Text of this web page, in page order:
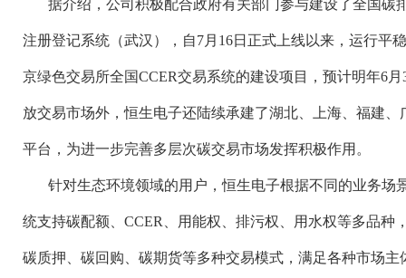
据介绍，公司积极配合政府有关部门参与建设了全国碳
注册登记系统（武汉），自7月 16日正式上线以来，运行平
京绿色交易所全国CCER交易系统的建设项目，预计明年6月
放交易市场外，恒生电子还陆续承建了湖北、上海、福建
平台，为进一步完善多层次碳交易市场发挥积极作用。
针对生态环境领域的用户，恒生电子根据不同的业务场
统支持碳配额、 CCER 、用能权、排污权、用水权等多品
碳质押、碳回购、碳期货等多种交易模式，满足各种市场主